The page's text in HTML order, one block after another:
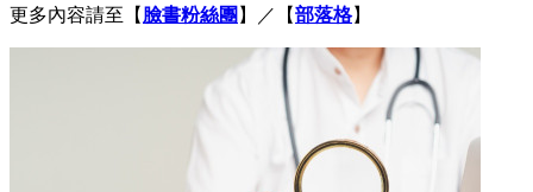
更多內容請至【 臉書粉絲團 】／【部落格】